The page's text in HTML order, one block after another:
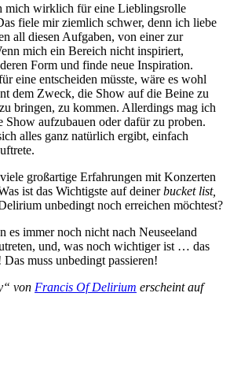
mich wirklich für eine Lieblingsrolle
fiele mir ziemlich schwer, denn ich liebe
all diesen Aufgaben, von einer zur
mich ein Bereich nicht inspiriert,
Form und finde neue Inspiration.
eine entscheiden müsste, wäre es wohl
dem Zweck, die Show auf die Beine zu
bringen, zu kommen. Allerdings mag ich
Show aufzubauen oder dafür zu proben.
alles ganz natürlich ergibt, einfach
großartige Erfahrungen mit Konzerten
ist das Wichtigste auf deinerbucket list,
unbedingt noch erreichen möchtest?
es immer noch nicht nach Neuseeland
und, was noch wichtiger ist … das
muss unbedingt passieren!
von Francis Of Delirium erscheint auf